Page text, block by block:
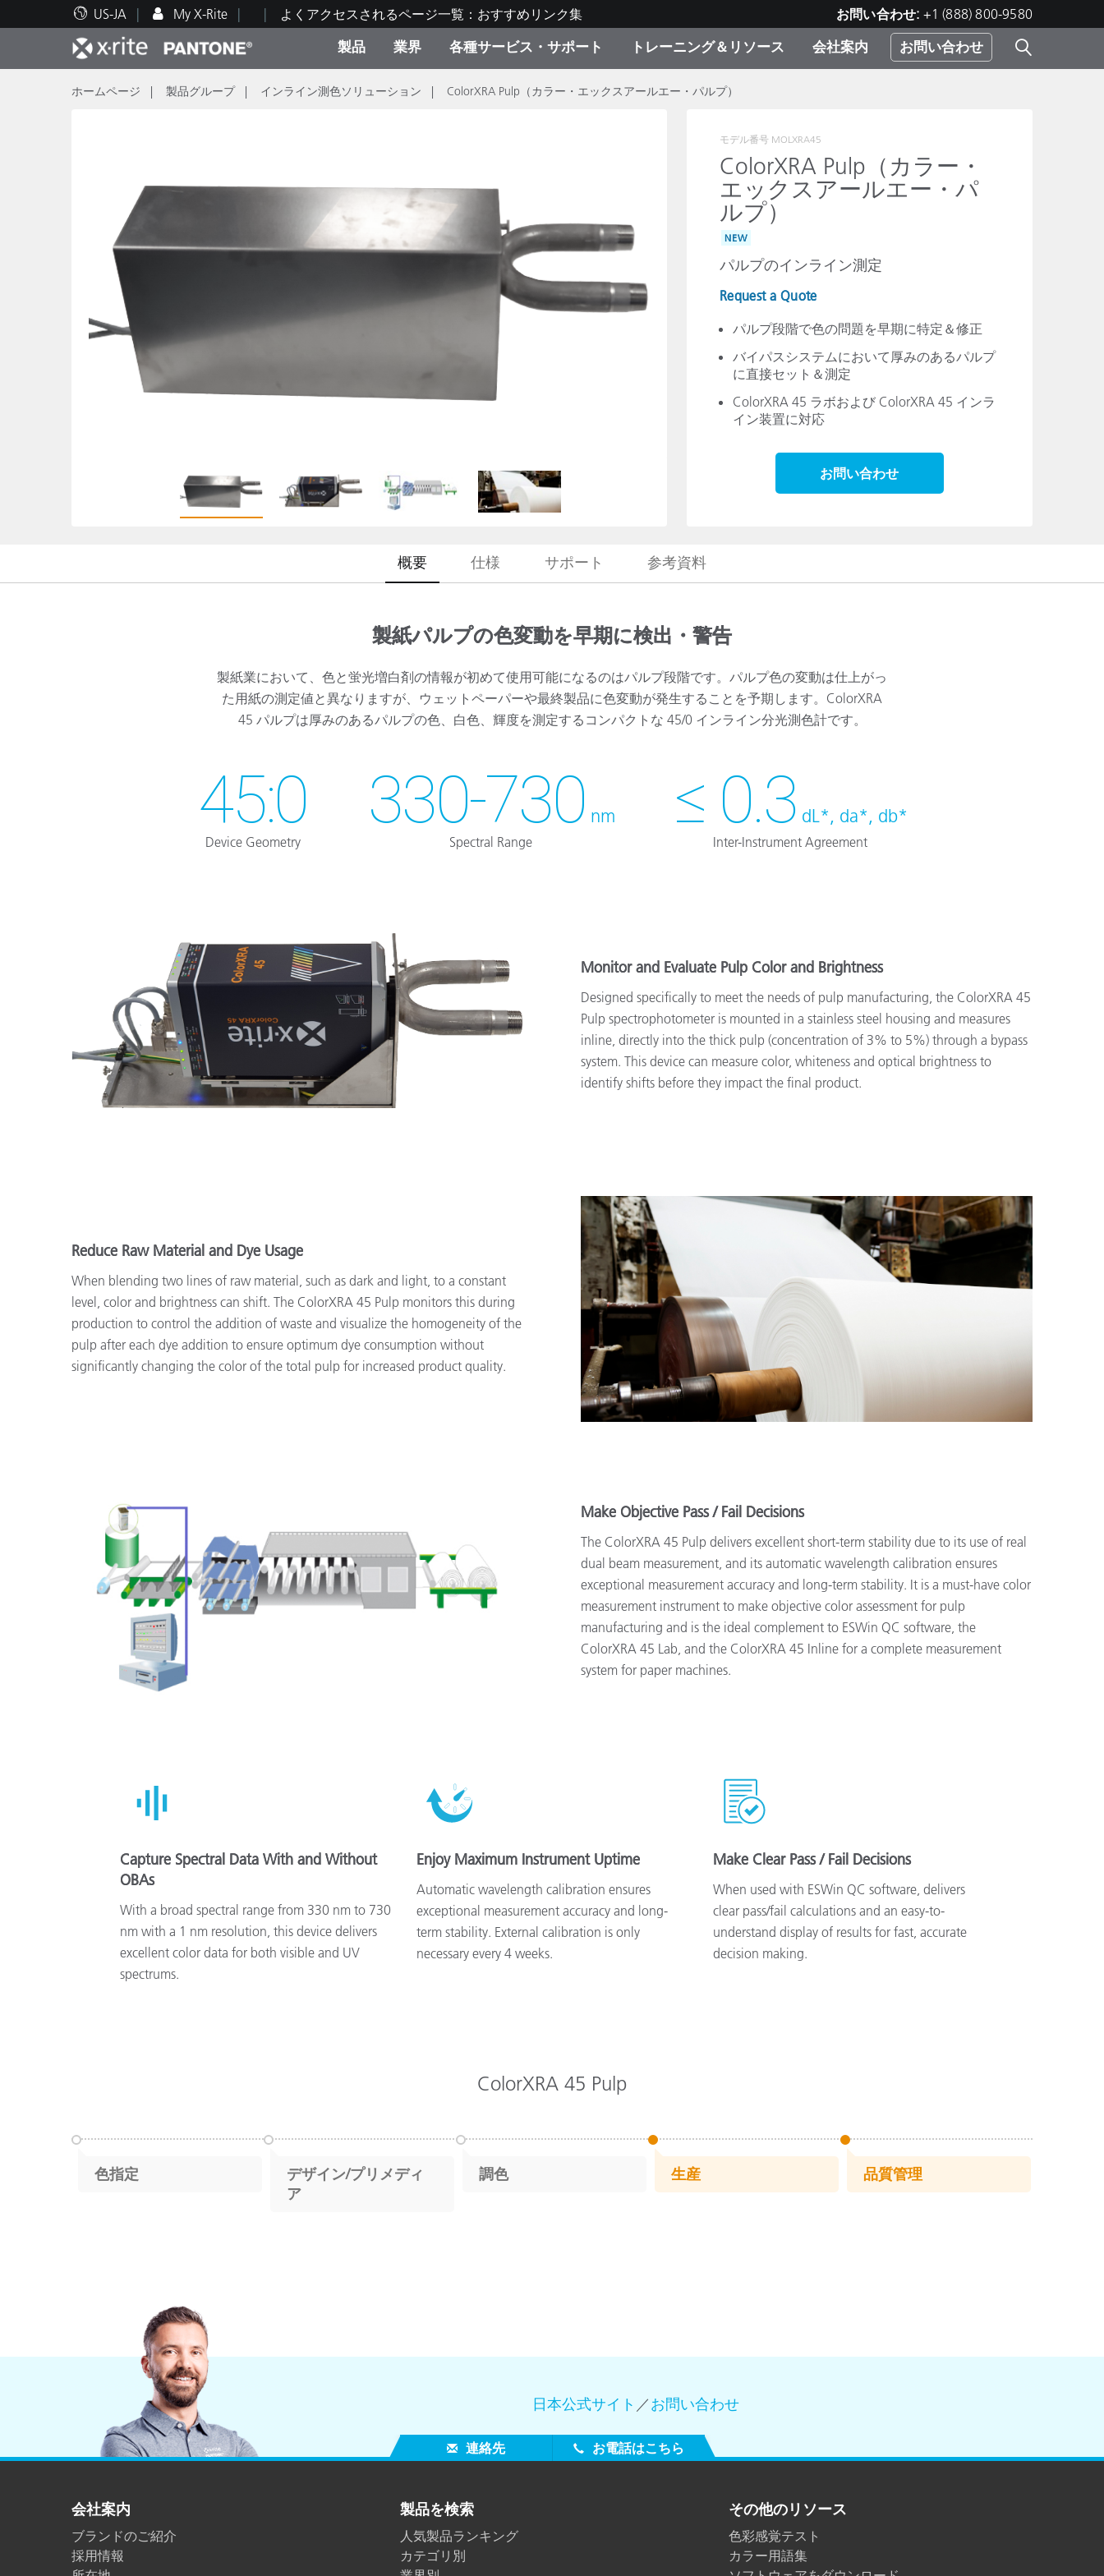
US-JA My X-Rite よくアクセスされるページ一覧：おすすめリンク集 お問い合わせ: +1 (888) 800-9580
製品
人気製品ランキング カテゴリ別
生産終了製品：アップグレー
機材貸出サービス（無料）
業界
印刷＆パッケージ印刷
自動車
プラスチック
塗料・塗装
テキスタイル
ディスプレイメーカー＆プリ
消費者向け製品パッケージ
食品の測色
各種サービス・サポート
テクニカルサポート 修理の流れ・サービス一覧 弊社へのお問い合わせ
トレーニング＆リソース
教育関連資料 トレーニング
ブランド体験センター
X-Riteラーニングセンター
製品リスト（旧製品も含む）
その他のリソース
会社案内 お問い合わせ
ホームページ 製品グループ インライン測色ソリューション ColorXRA Pulp（カラー・エックスアールエー・パルプ）
モデル番号 MOLXRA45
ColorXRA Pulp（カラー・
エックスアールエー・パ
ルプ）
NEW
パルプのインライン測定
Request a Quote
パルプ段階で色の問題を早期に特定＆修正
バイパスシステムにおいて厚みのあるパルプ
に直接セット＆測定
ColorXRA 45 ラボおよび ColorXRA 45 インラ
イン装置に対応
お問い合わせ
概要 仕様 サポート 参考資料
製紙パルプの色変動を早期に検出・警告
製紙業において、色と蛍光増白剤の情報が初めて使用可能になるのはパルプ段階です。パルプ色の変動は仕上がっ
た用紙の測定値と異なりますが、ウェットペーパーや最終製品に色変動が発生することを予期します。ColorXRA
45 パルプは厚みのあるパルプの色、白色、輝度を測定するコンパクトな 45/0 インライン分光測色計です。
45:0
Device Geometry
330-730 nm
Spectral Range
≤ 0.3 dL*, da*, db*
Inter-Instrument Agreement
Monitor and Evaluate Pulp Color and Brightness
Designed specifically to meet the needs of pulp manufacturing, the ColorXRA 45
Pulp spectrophotometer is mounted in a stainless steel housing and measures
inline, directly into the thick pulp (concentration of 3% to 5%) through a bypass
system. This device can measure color, whiteness and optical brightness to
identify shifts before they impact the final product.
Reduce Raw Material and Dye Usage
When blending two lines of raw material, such as dark and light, to a constant
level, color and brightness can shift. The ColorXRA 45 Pulp monitors this during
production to control the addition of waste and visualize the homogeneity of the
pulp after each dye addition to ensure optimum dye consumption without
significantly changing the color of the total pulp for increased product quality.
Make Objective Pass / Fail Decisions
The ColorXRA 45 Pulp delivers excellent short-term stability due to its use of real
dual beam measurement, and its automatic wavelength calibration ensures
exceptional measurement accuracy and long-term stability. It is a must-have color
measurement instrument to make objective color assessment for pulp
manufacturing and is the ideal complement to ESWin QC software, the
ColorXRA 45 Lab, and the ColorXRA 45 Inline for a complete measurement
system for paper machines.
Capture Spectral Data With and Without
OBAs
With a broad spectral range from 330 nm to 730
nm with a 1 nm resolution, this device delivers
excellent color data for both visible and UV
spectrums.
Enjoy Maximum Instrument Uptime
Automatic wavelength calibration ensures
exceptional measurement accuracy and long-
term stability. External calibration is only
necessary every 4 weeks.
Make Clear Pass / Fail Decisions
When used with ESWin QC software, delivers
clear pass/fail calculations and an easy-to-
understand display of results for fast, accurate
decision making.
ColorXRA 45 Pulp
色指定
デザイン/プリメディ
ア
調色 生産 品質管理
日本公式サイト ／お問い合わせ
連絡先 お電話はこちら
会社案内
ブランドのご紹介
採用情報
製品を検索
人気製品ランキング
カテゴリ別
その他のリソース
色彩感覚テスト
カラー用語集